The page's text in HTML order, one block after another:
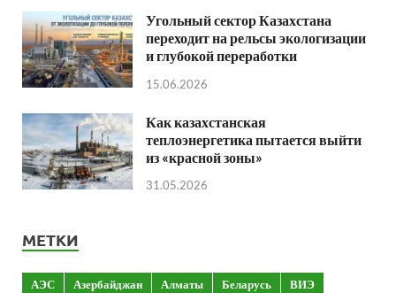
Угольный сектор Казахстана
переходит на рельсы экологизации
и глубокой переработки
15.06.2026
Как казахстанская
теплоэнергетика пытается выйти
из «красной зоны»
31.05.2026
МЕТКИ
АЭС Азербайджан Алматы Беларусь
ВИЭ